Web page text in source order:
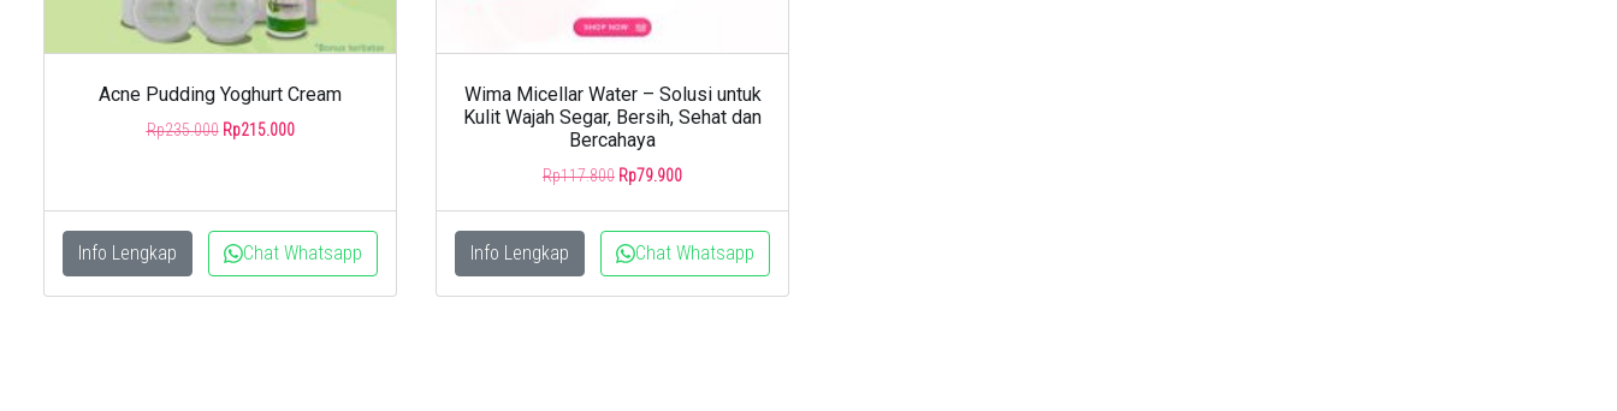
Acne Pudding Yoghurt Cream
Rp235.000 Original
Rp215.000Current
Info Lengkap Chat Whatsapp
Wima Micellar Water – Solusi untuk
Kulit Wajah Segar, Bersih, Sehat dan
Bercahaya
Rp117.800 Original
Rp117.800.
Rp79.900Current
Rp79.900.
Info Lengkap Chat Whatsapp